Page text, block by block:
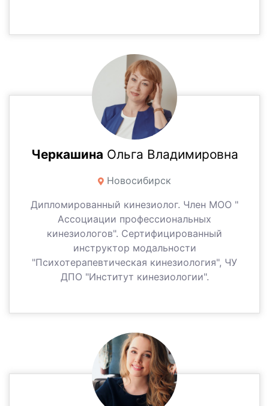
Черкашина Ольга Владимировна
Новосибирск
Дипломированный кинезиолог. Член МОО "
Ассоциации профессиональных
кинезиологов". Сертифицированный
инструктор модальности
"Психотерапевтическая кинезиология", ЧУ
ДПО "Институт кинезиологии".